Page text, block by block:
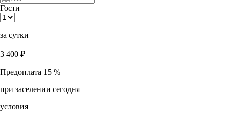
Гости
за сутки
3 400 ₽
Предоплата 15 %
при заселении сегодня
условия